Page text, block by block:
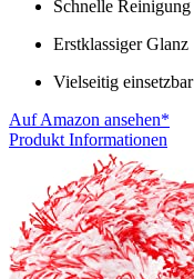
Schnelle Reinigung
Erstklassiger Glanz
Vielseitig einsetzbar
Auf Amazon ansehen*
Produkt Informationen